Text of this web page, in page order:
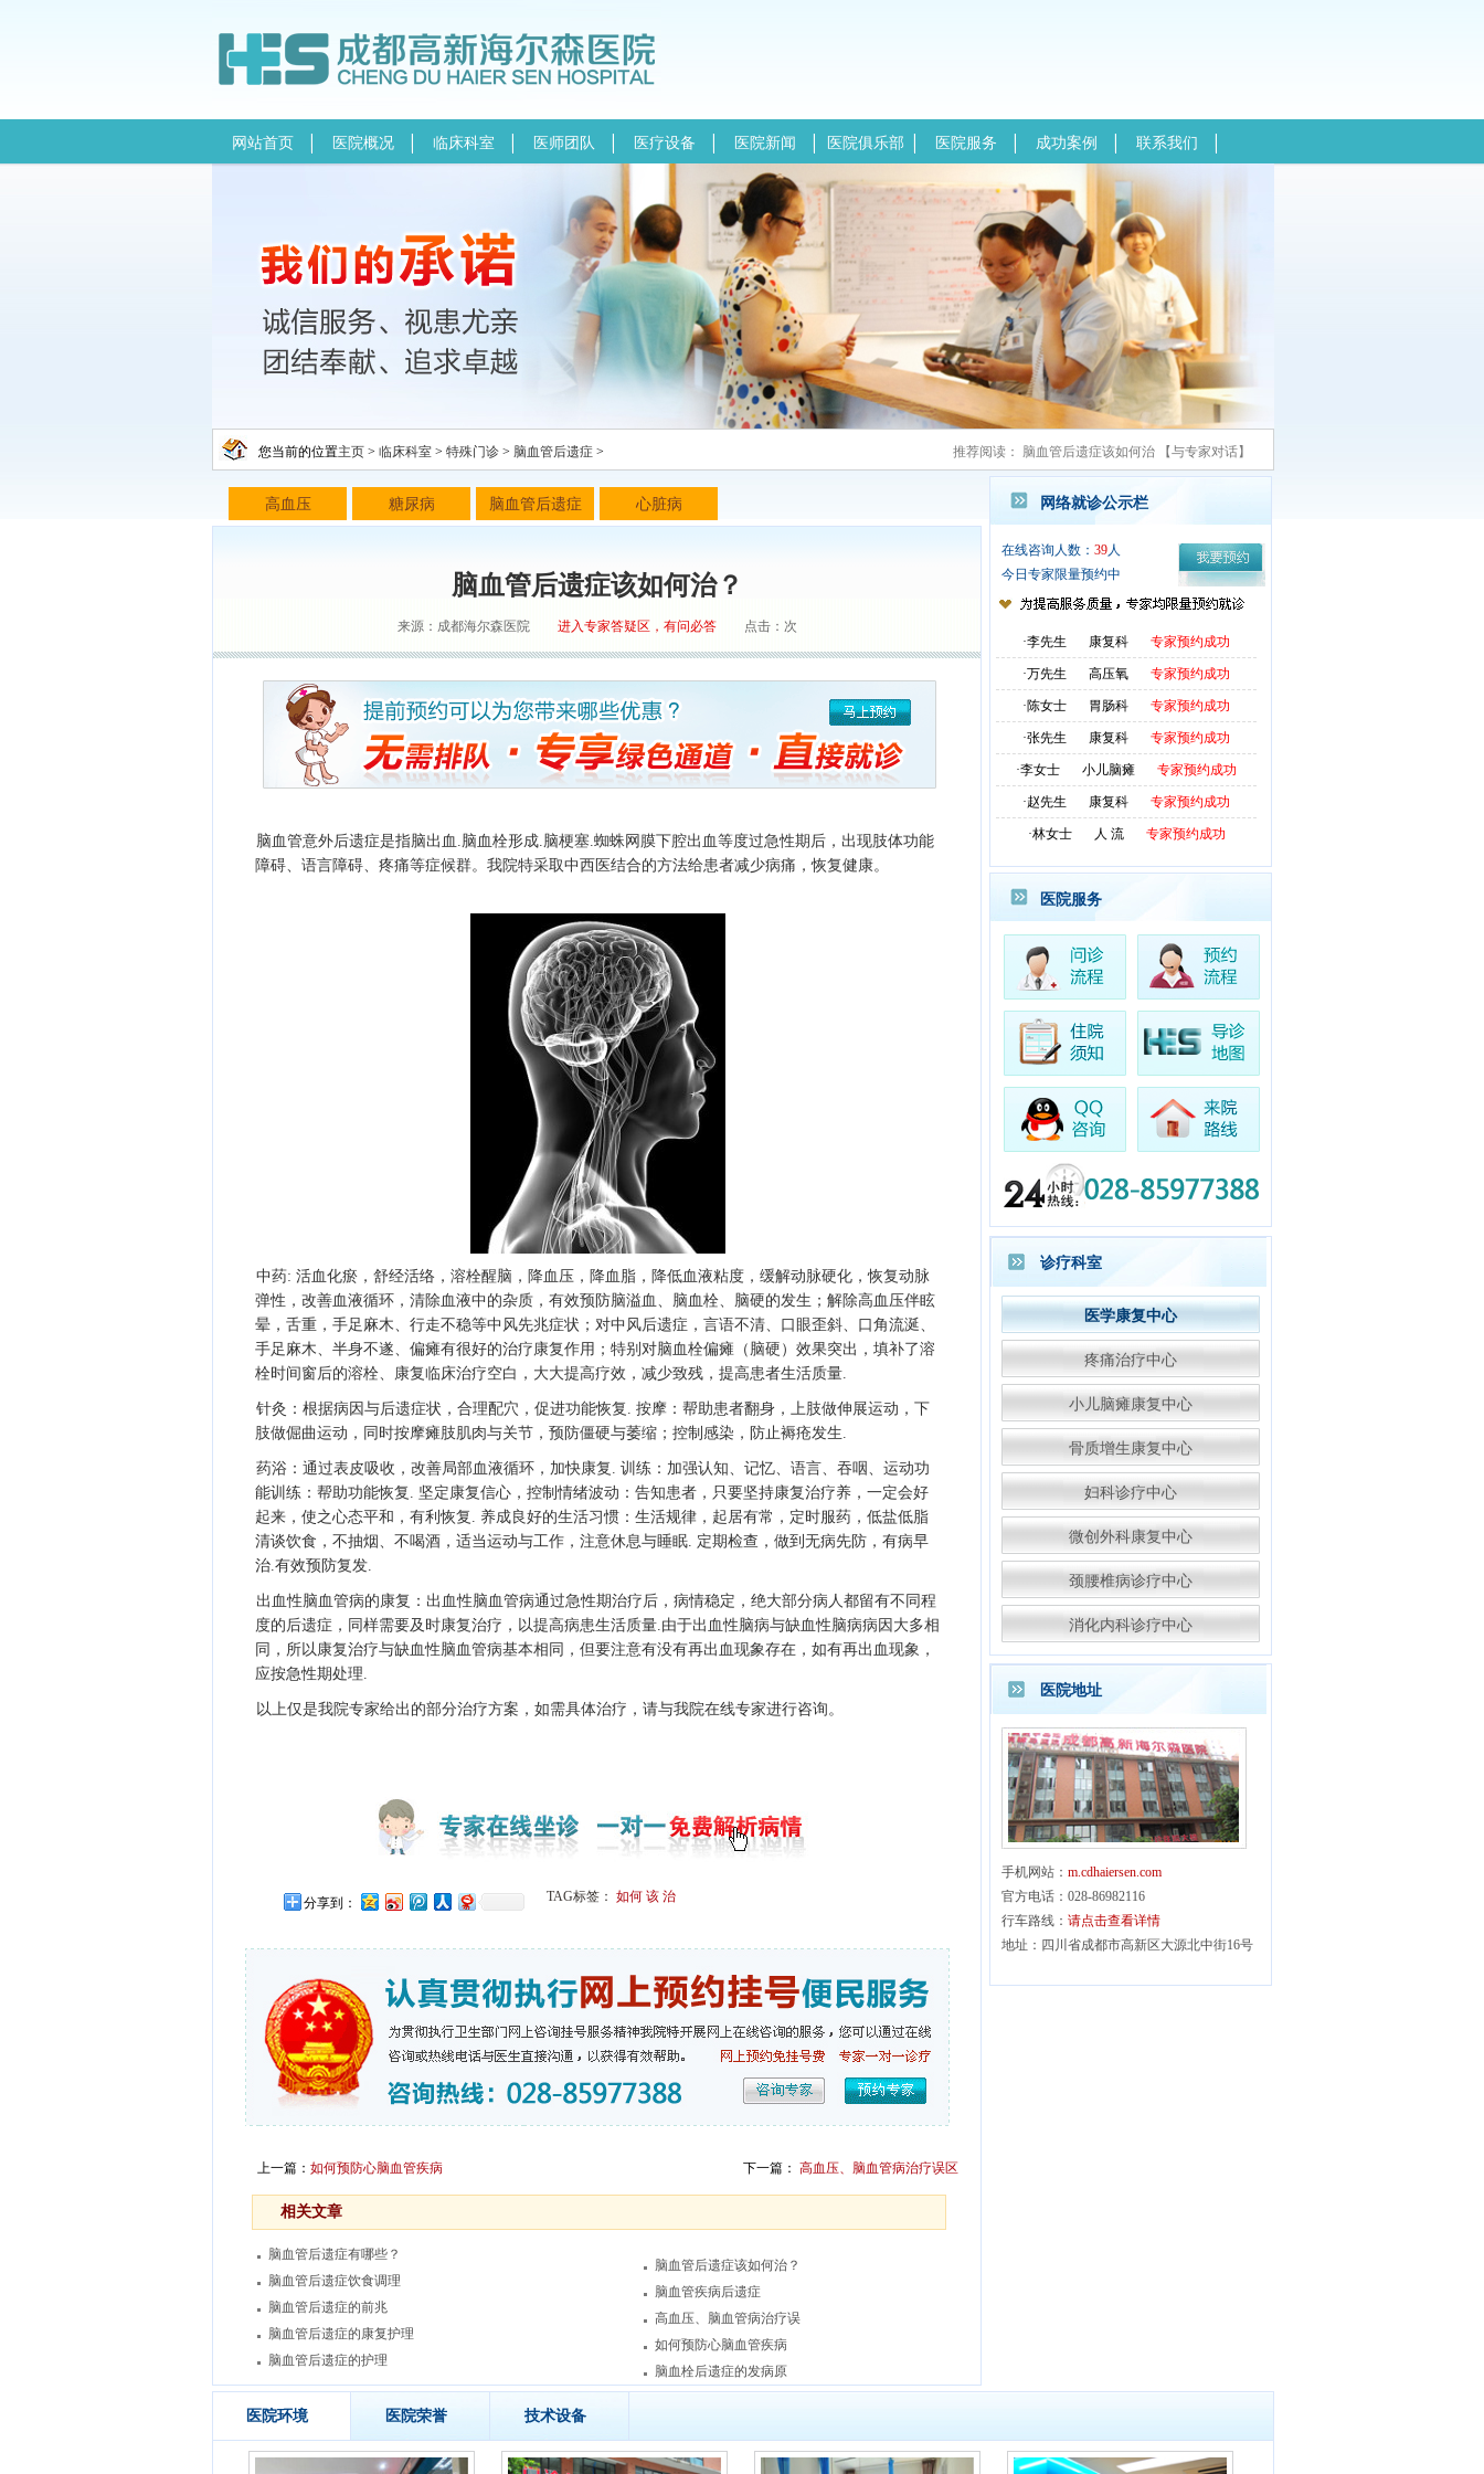
网站首页 医院概况 临床科室 医师团队 医疗设备 医院新闻 医院俱乐部 医院服务 成功案例 联系我们
您当前的位置主页 > 临床科室 > 特殊门诊 > 脑血管后遗症 > 推荐阅读： 脑血管后遗症该如何治 【与专家对话】
高血压 糖尿病 脑血管后遗症 心脏病
脑血管后遗症该如何治？
来源：成都海尔森医院 进入专家答疑区，有问必答 点击： 次
脑血管意外后遗症是指脑出血.脑血栓形成.脑梗塞.蜘蛛网膜下腔出血等度过急性期后，出现肢体功能
障碍、语言障碍、疼痛等症候群。我院特采取中西医结合的方法给患者减少病痛，恢复健康。
中药: 活血化瘀，舒经活络，溶栓醒脑，降血压，降血脂，降低血液粘度，缓解动脉硬化，恢复动脉
弹性，改善血液循环，清除血液中的杂质，有效预防脑溢血、脑血栓、脑硬的发生；解除高血压伴眩
晕，舌重，手足麻木、行走不稳等中风先兆症状；对中风后遗症，言语不清、口眼歪斜、口角流涎、
手足麻木、半身不遂、偏瘫有很好的治疗康复作用；特别对脑血栓偏瘫（脑硬）效果突出，填补了溶
栓时间窗后的溶栓、康复临床治疗空白，大大提高疗效，减少致残，提高患者生活质量.
针灸：根据病因与后遗症状，合理配穴，促进功能恢复. 按摩：帮助患者翻身，上肢做伸展运动，下
肢做倔曲运动，同时按摩瘫肢肌肉与关节，预防僵硬与萎缩；控制感染，防止褥疮发生.
药浴：通过表皮吸收，改善局部血液循环，加快康复. 训练：加强认知、记忆、语言、吞咽、运动功
能训练：帮助功能恢复. 坚定康复信心，控制情绪波动：告知患者，只要坚持康复治疗养，一定会好
起来，使之心态平和，有利恢复. 养成良好的生活习惯：生活规律，起居有常，定时服药，低盐低脂
清谈饮食，不抽烟、不喝酒，适当运动与工作，注意休息与睡眠. 定期检查，做到无病先防，有病早
治.有效预防复发.
出血性脑血管病的康复：出血性脑血管病通过急性期治疗后，病情稳定，绝大部分病人都留有不同程
度的后遗症，同样需要及时康复治疗，以提高病患生活质量.由于出血性脑病与缺血性脑病病因大多相
同，所以康复治疗与缺血性脑血管病基本相同，但要注意有没有再出血现象存在，如有再出血现象，
应按急性期处理.
以上仅是我院专家给出的部分治疗方案，如需具体治疗，请与我院在线专家进行咨询。
分享到： TAG标签： 如何 该 治
上一篇： 如何预防心脑血管疾病 下一篇： 高血压、脑血管病治疗误区
相关文章
脑血管后遗症有哪些？
脑血管后遗症饮食调理
脑血管后遗症的前兆
脑血管后遗症的康复护理
脑血管后遗症的护理
脑血管后遗症该如何治？
脑血管疾病后遗症
高血压、脑血管病治疗误
如何预防心脑血管疾病
脑血栓后遗症的发病原
网络就诊公示栏
在线咨询人数： 39人
今日专家限量预约中
·赵先生 康复科 专家预约成功
·林先生 胃肠科 专家预约成功
·万先生 高压氧 专家预约成功
·陈女士 胃肠科 专家预约成功
·张先生 康复科 专家预约成功
·李女士 小儿脑瘫 专家预约成功
·赵先生 康复科 专家预约成功
·林女士 人 流 专家预约成功
人 流
·陈女士 胃肠科 专家预约成功
·张先生 康复科 专家预约成功
·王女士 阑尾炎 专家预约成功
·赵女士 康复科 专家预约成功
·林先生 康复科 专家预约成功
·杨女士 胃肠科 专家预约成功
·李先生 高压氧 专家预约成功
·万先生
·陈女士 高压氧 专家预约成功
·陈先生 中医骨科 专家预约成功
·张女士 胃肠科
医院服务
诊疗科室
医学康复中心
疼痛治疗中心
小儿脑瘫康复中心
骨质增生康复中心
妇科诊疗中心
微创外科康复中心
颈腰椎病诊疗中心
消化内科诊疗中心
医院地址
手机网站： m.cdhaiersen.com
官方电话：028-86982116
行车路线： 请点击查看详情
地址：四川省成都市高新区大源北中街16号
医院环境 医院荣誉 技术设备